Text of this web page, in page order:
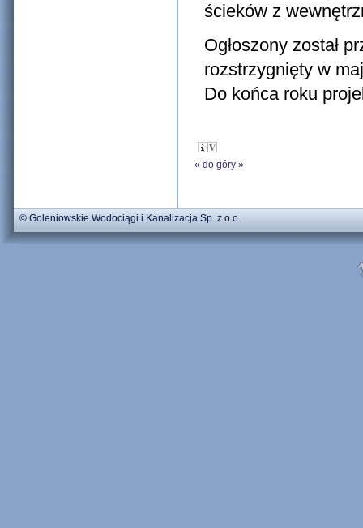
ścieków z
Ogłoszony został
rozstrzygnięty w
Do końca roku
« do góry »
© Goleniowskie Wodociągi i Kanalizacja Sp. z o.o.